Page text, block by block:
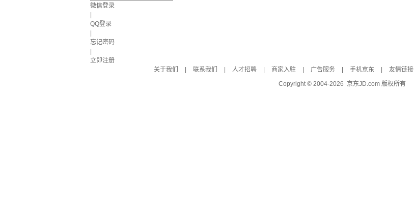
微信登录
QQ登录
忘记密码
立即注册
关于我们
联系我们 人才招聘 商家入驻 广告服务 手机京东 友情链接
Copyright © 2004-2026 京东JD.com 版权所有